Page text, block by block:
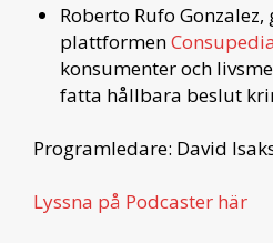
Roberto Rufo
plattformenConsupedia
konsumenter och
fatta hållbara beslut
Programledare: David
Lyssna på Podcaster här